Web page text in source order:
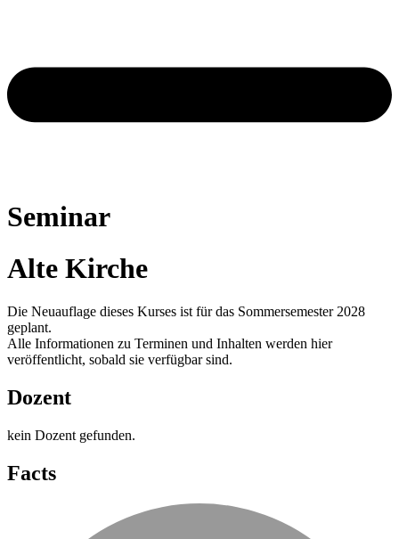
Seminar
Alte Kirche
Die Neuauflage dieses Kurses ist für das Sommersemester 2028
geplant.
Alle Informationen zu Terminen und Inhalten werden hier
veröffentlicht, sobald sie verfügbar sind.
Dozent
kein Dozent gefunden.
Facts